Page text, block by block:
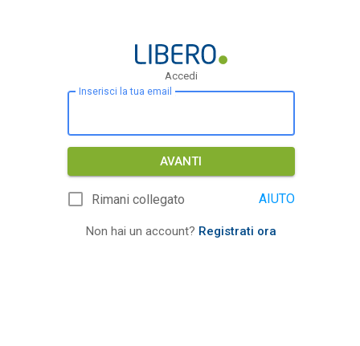
Accedi
Inserisci la tua email
AVANTI
Rimani collegato AIUTO
Non hai un account? Registrati ora